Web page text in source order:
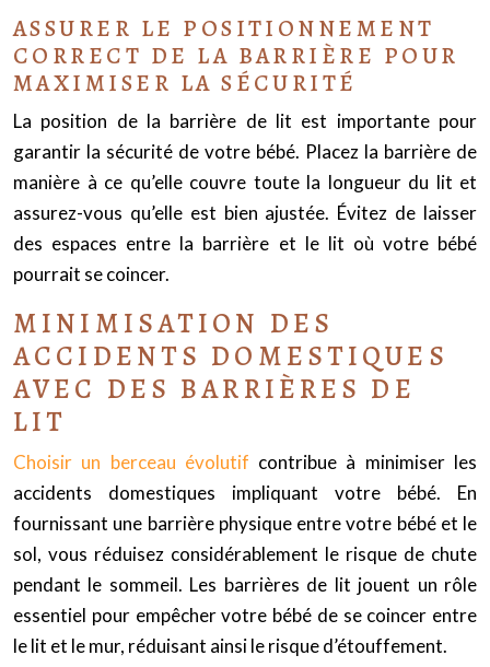
ASSURER LE POSITIONNEMENT
CORRECT DE LA BARRIÈRE POUR
MAXIMISER LA SÉCURITÉ
La position de la barrière de lit est importante pour
garantir la sécurité de votre bébé. Placez la barrière de
manière à ce qu’elle couvre toute la longueur du lit et
assurez-vous qu’elle est bien ajustée. Évitez de laisser
des espaces entre la barrière et le lit où votre bébé
pourrait se coincer.
MINIMISATION DES
ACCIDENTS DOMESTIQUES
AVEC DES BARRIÈRES DE
LIT
Choisir un berceau évolutif contribue à minimiser les
accidents domestiques impliquant votre bébé. En
fournissant une barrière physique entre votre bébé et le
sol, vous réduisez considérablement le risque de chute
pendant le sommeil. Les barrières de lit jouent un rôle
essentiel pour empêcher votre bébé de se coincer entre
le lit et le mur, réduisant ainsi le risque d’étouffement.